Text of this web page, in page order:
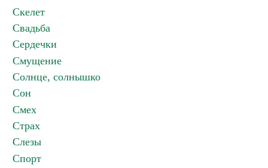
Скелет
Свадьба
Сердечки
Смущение
Солнце, солнышко
Сон
Смех
Страх
Слезы
Спорт